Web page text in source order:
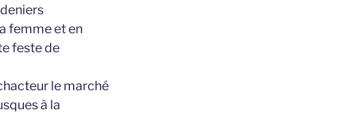
femme et en
feste de
le marché
à la